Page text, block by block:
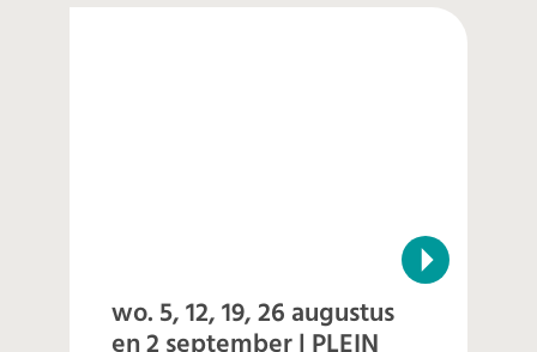
wo. 5, 12, 19, 26 augustus
en 2 september | PLEIN